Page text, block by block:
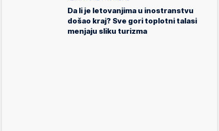
Da li je letovanjima u inostranstvu
došao kraj? Sve gori toplotni talasi
menjaju sliku turizma